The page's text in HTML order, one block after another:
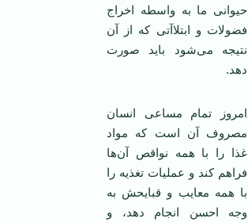
حیوانی ما به واسطه اخراج
فضولات و ابتلاآتی که از آن
نتیجه می‌شود باید صورت
دهد.
امروز تمام مساعی انسان
مصروف آن است که مواد
غذا را با همه نواقص آن‌ها
فراهم کند و عملیات تغذیه را
با همه معایب و قبایحش به
وجه احسن انجام دهد، و